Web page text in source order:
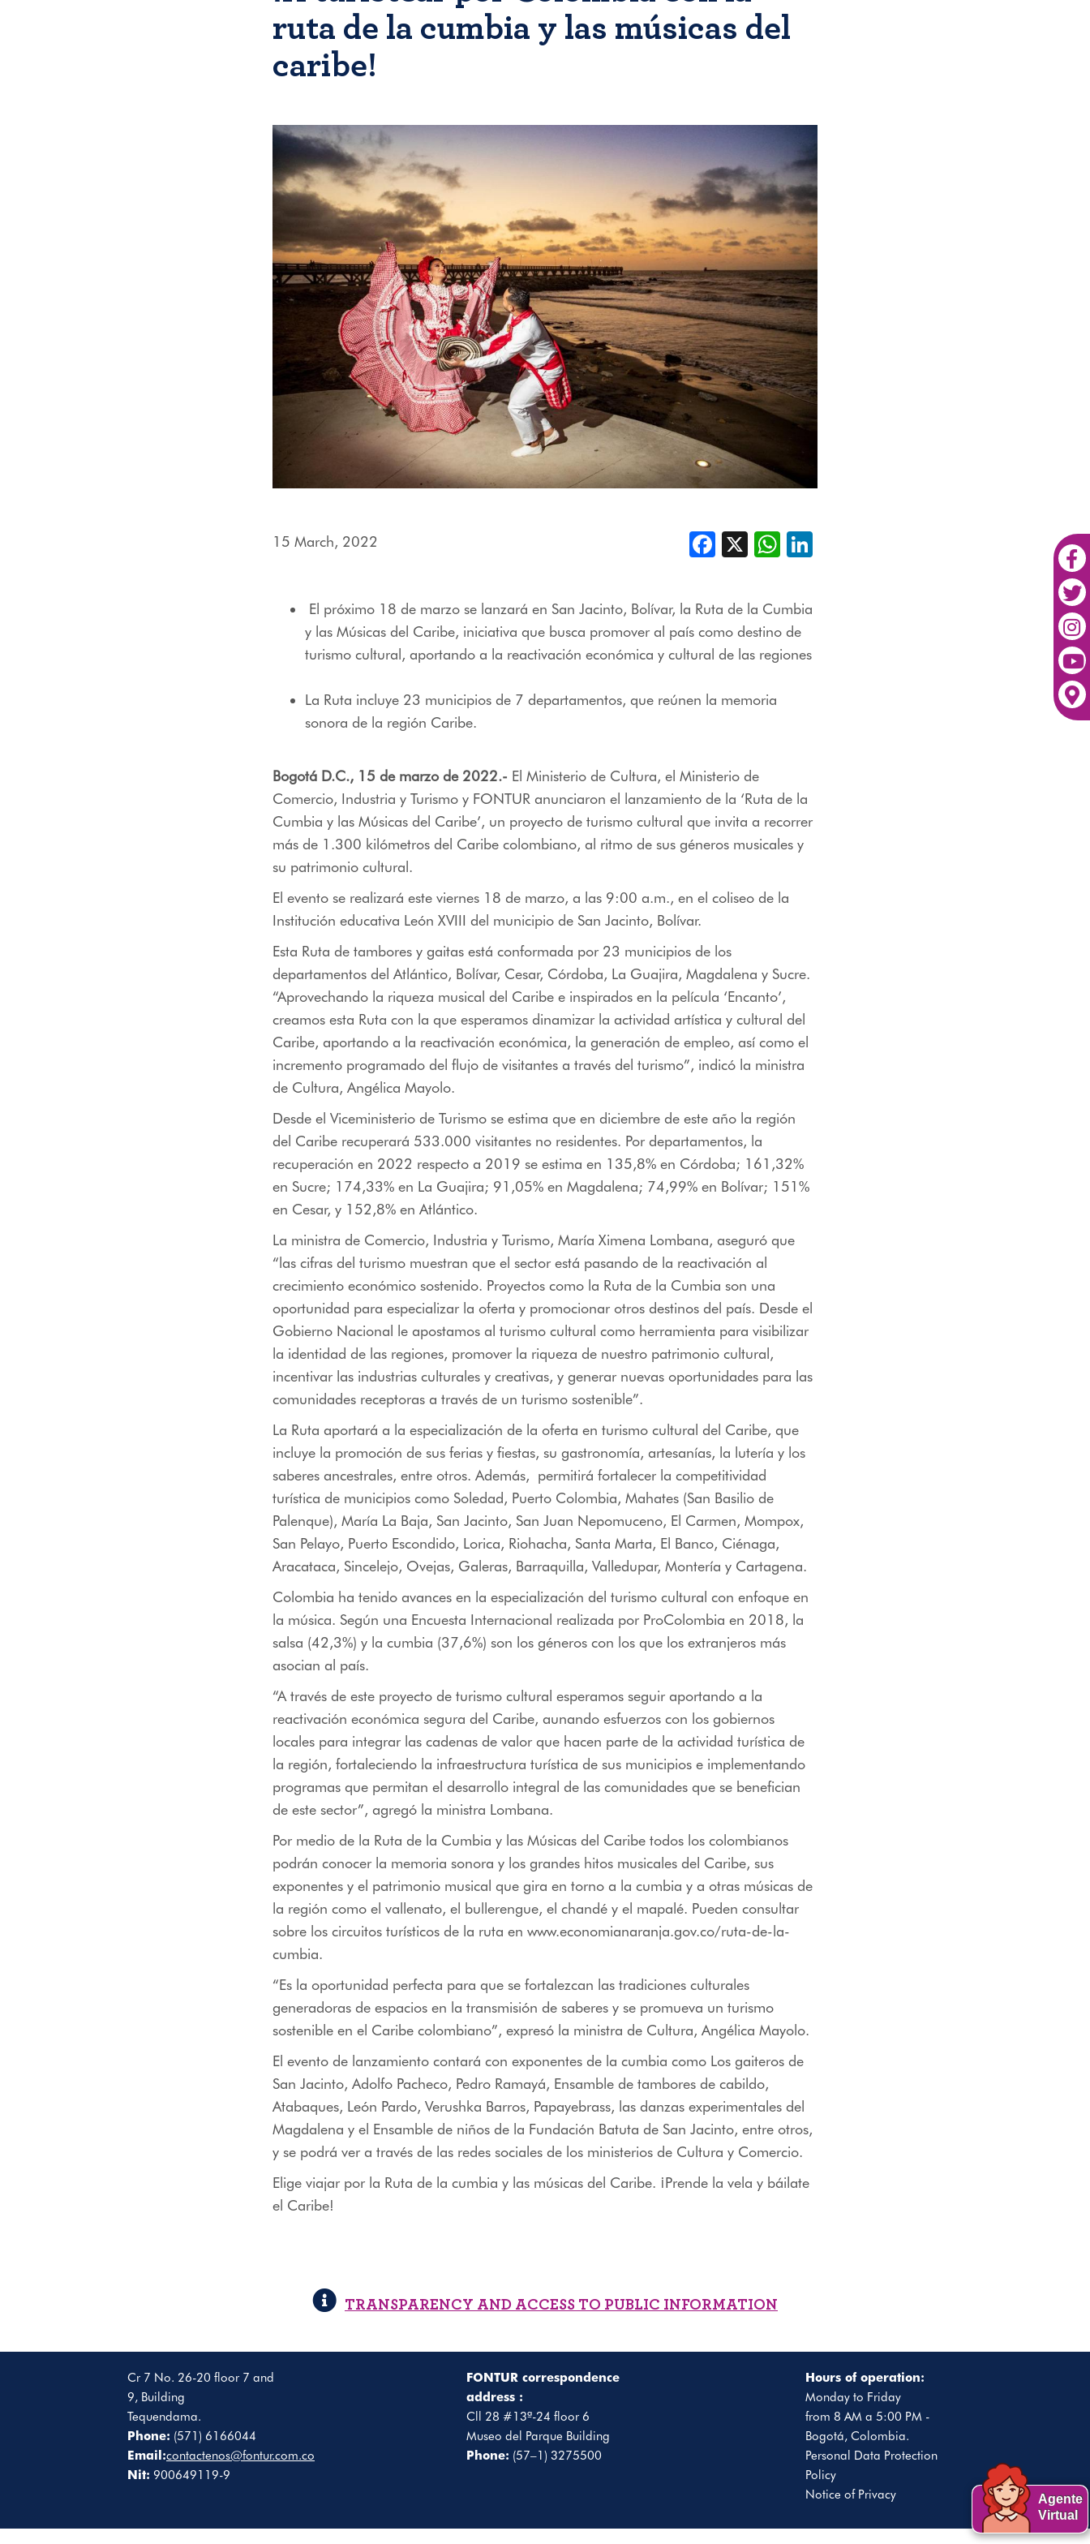
ruta de la cumbia y las músicas del
caribe!
15 March, 2022 Facebook
X WhatsApp
El próximo 18 de marzo se lanzará en San Jacinto, Bolívar, la Ruta de la Cumbia
y las Músicas del Caribe, iniciativa que busca promover al país como destino de
turismo cultural, aportando a la reactivación económica y cultural de las regiones
La Ruta incluye 23 municipios de 7 departamentos, que reúnen la memoria
sonora de la región Caribe.
Bogotá D.C., 15 de marzo de 2022.- El Ministerio de Cultura, el Ministerio de
Comercio, Industria y Turismo y FONTUR anunciaron el lanzamiento de la ‘Ruta de la
Cumbia y las Músicas del Caribe’, un proyecto de turismo cultural que invita a recorrer
más de 1.300 kilómetros del Caribe colombiano, al ritmo de sus géneros musicales y
su patrimonio cultural.
El evento se realizará este viernes 18 de marzo, a las 9:00 a.m., en el coliseo de la
Institución educativa León XVIII del municipio de San Jacinto, Bolívar.
Esta Ruta de tambores y gaitas está conformada por 23 municipios de los
departamentos del Atlántico, Bolívar, Cesar, Córdoba, La Guajira, Magdalena y Sucre.
“Aprovechando la riqueza musical del Caribe e inspirados en la película ‘Encanto’,
creamos esta Ruta con la que esperamos dinamizar la actividad artística y cultural del
Caribe, aportando a la reactivación económica, la generación de empleo, así como el
incremento programado del flujo de visitantes a través del turismo”, indicó la ministra
de Cultura, Angélica Mayolo.
Desde el Viceministerio de Turismo se estima que en diciembre de este año la región
del Caribe recuperará 533.000 visitantes no residentes. Por departamentos, la
recuperación en 2022 respecto a 2019 se estima en 135,8% en Córdoba; 161,32%
en Sucre; 174,33% en La Guajira; 91,05% en Magdalena; 74,99% en Bolívar; 151%
en Cesar, y 152,8% en Atlántico.
La ministra de Comercio, Industria y Turismo, María Ximena Lombana, aseguró que
“las cifras del turismo muestran que el sector está pasando de la reactivación al
crecimiento económico sostenido. Proyectos como la Ruta de la Cumbia son una
oportunidad para especializar la oferta y promocionar otros destinos del país. Desde el
Gobierno Nacional le apostamos al turismo cultural como herramienta para visibilizar
la identidad de las regiones, promover la riqueza de nuestro patrimonio cultural,
incentivar las industrias culturales y creativas, y generar nuevas oportunidades para las
comunidades receptoras a través de un turismo sostenible”.
La Ruta aportará a la especialización de la oferta en turismo cultural del Caribe, que
incluye la promoción de sus ferias y fiestas, su gastronomía, artesanías, la lutería y los
saberes ancestrales, entre otros. Además, permitirá fortalecer la competitividad
turística de municipios como Soledad, Puerto Colombia, Mahates (San Basilio de
Palenque), María La Baja, San Jacinto, San Juan Nepomuceno, El Carmen, Mompox,
San Pelayo, Puerto Escondido, Lorica, Riohacha, Santa Marta, El Banco, Ciénaga,
Aracataca, Sincelejo, Ovejas, Galeras, Barraquilla, Valledupar, Montería y Cartagena.
Colombia ha tenido avances en la especialización del turismo cultural con enfoque en
la música. Según una Encuesta Internacional realizada por ProColombia en 2018, la
salsa (42,3%) y la cumbia (37,6%) son los géneros con los que los extranjeros más
asocian al país.
“A través de este proyecto de turismo cultural esperamos seguir aportando a la
reactivación económica segura del Caribe, aunando esfuerzos con los gobiernos
locales para integrar las cadenas de valor que hacen parte de la actividad turística de
la región, fortaleciendo la infraestructura turística de sus municipios e implementando
programas que permitan el desarrollo integral de las comunidades que se benefician
de este sector”, agregó la ministra Lombana.
Por medio de la Ruta de la Cumbia y las Músicas del Caribe todos los colombianos
podrán conocer la memoria sonora y los grandes hitos musicales del Caribe, sus
exponentes y el patrimonio musical que gira en torno a la cumbia y a otras músicas de
la región como el vallenato, el bullerengue, el chandé y el mapalé. Pueden consultar
sobre los circuitos turísticos de la ruta en www.economianaranja.gov.co/ruta-de-la-
cumbia.
“Es la oportunidad perfecta para que se fortalezcan las tradiciones culturales
generadoras de espacios en la transmisión de saberes y se promueva un turismo
sostenible en el Caribe colombiano”, expresó la ministra de Cultura, Angélica Mayolo.
El evento de lanzamiento contará con exponentes de la cumbia como Los gaiteros de
San Jacinto, Adolfo Pacheco, Pedro Ramayá, Ensamble de tambores de cabildo,
Atabaques, León Pardo, Verushka Barros, Papayebrass, las danzas experimentales del
Magdalena y el Ensamble de niños de la Fundación Batuta de San Jacinto, entre otros,
y se podrá ver a través de las redes sociales de los ministerios de Cultura y Comercio.
Elige viajar por la Ruta de la cumbia y las músicas del Caribe. ¡Prende la vela y báilate
el Caribe!
TRANSPARENCY AND ACCESS TO PUBLIC INFORMATION
Cr 7 No. 26-20 floor 7 and
9, Building
Tequendama.
Phone: (571) 6166044
Email:contactenos@fontur.com.co
Nit: 900649119-9
FONTUR correspondence
address :
Cll 28 #13ª-24 floor 6
Museo del Parque Building
Phone: (57–1) 3275500
Hours of operation:
Monday to Friday
from 8 AM a 5:00 PM -
Bogotá, Colombia.
Personal Data Protection
Policy
Notice of Privacy
Agente
Virtual